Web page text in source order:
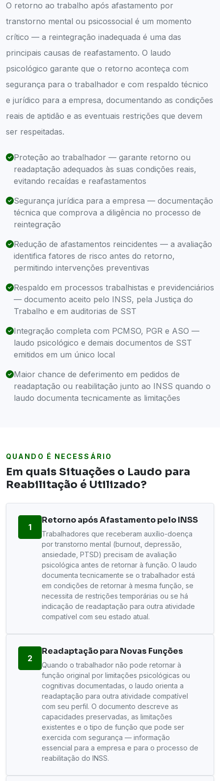
O retorno ao trabalho após afastamento por
transtorno mental ou psicossocial é um momento
crítico — a reintegração inadequada é uma das
principais causas de reafastamento. O laudo
psicológico garante que o retorno aconteça com
segurança para o trabalhador e com respaldo técnico
e jurídico para a empresa, documentando as condições
reais de aptidão e as eventuais restrições que devem
ser respeitadas.
Proteção ao trabalhador — garante retorno ou
readaptação adequados às suas condições reais,
evitando recaídas e reafastamentos
Segurança jurídica para a empresa — documentação
técnica que comprova a diligência no processo de
reintegração
Redução de afastamentos reincidentes — a avaliação
identifica fatores de risco antes do retorno,
permitindo intervenções preventivas
Respaldo em processos trabalhistas e previdenciários
— documento aceito pelo INSS, pela Justiça do
Trabalho e em auditorias de SST
Integração completa com PCMSO, PGR e ASO —
laudo psicológico e demais documentos de SST
emitidos em um único local
Maior chance de deferimento em pedidos de
readaptação ou reabilitação junto ao INSS quando o
laudo documenta tecnicamente as limitações
QUANDO É NECESSÁRIO
Em quais Situações o Laudo para
Reabilitação é Utilizado?
1
Retorno após Afastamento pelo INSS
Trabalhadores que receberam auxílio-doença
por transtorno mental (burnout, depressão,
ansiedade, PTSD) precisam de avaliação
psicológica antes de retornar à função. O laudo
documenta tecnicamente se o trabalhador está
em condições de retornar à mesma função, se
necessita de restrições temporárias ou se há
indicação de readaptação para outra atividade
compatível com seu estado atual.
2
Readaptação para Novas Funções
Quando o trabalhador não pode retornar à
função original por limitações psicológicas ou
cognitivas documentadas, o laudo orienta a
readaptação para outra atividade compatível
com seu perfil. O documento descreve as
capacidades preservadas, as limitações
existentes e o tipo de função que pode ser
exercida com segurança — informação
essencial para a empresa e para o processo de
reabilitação do INSS.